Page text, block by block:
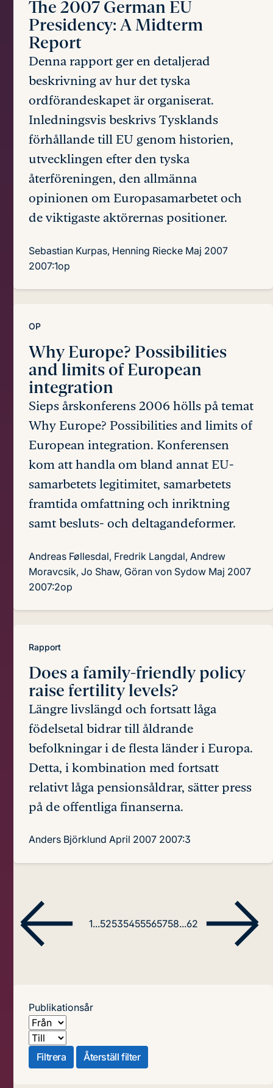
The 2007 German EU
Presidency:A Midterm
Report
Denna rapport ger en detaljerad
beskrivning av hur det tyska
ordförandeskapet är organiserat.
Inledningsvis beskrivs Tysklands
förhållande till EU genom historien,
utvecklingen efter den tyska
återföreningen, den allmänna
opinionen om Europasamarbetet och
de viktigaste aktörernas positioner.
Sebastian Kurpas, Henning Riecke Maj 2007
2007:1op
OP
Why Europe? Possibilities
and limits of European
integration
Sieps årskonferens 2006 hölls på temat
Why Europe? Possibilities and limits of
European integration. Konferensen
kom att handla om bland annat EU-
samarbetets legitimitet, samarbetets
framtida omfattning och inriktning
samt besluts- och deltagandeformer.
Andreas Føllesdal, Fredrik Langdal, Andrew
Moravcsik, Jo Shaw, Göran von Sydow Maj 2007
2007:2op
Rapport
Does a family-friendly policy
raise fertility levels?
Längre livslängd och fortsatt låga
födelsetal bidrar till åldrande
befolkningar i de flesta länder i Europa.
Detta, i kombination med fortsatt
relativt låga pensionsåldrar, sätter press
på de offentliga finanserna.
Anders Björklund April 2007 2007:3
1...52535455565758...62
Publikationsår
Från
Till
Filtrera
Återställ filter